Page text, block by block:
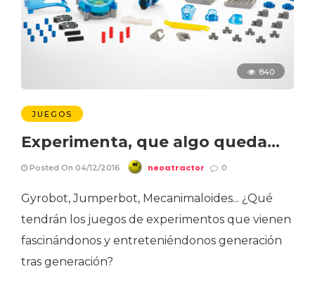
840
JUEGOS
Experimenta, que algo queda…
Posted On 04/12/2016 neoatractor 0
Gyrobot, Jumperbot, Mecanimaloides... ¿Qué
tendrán los juegos de experimentos que vienen
fascinándonos y entreteniéndonos generación
tras generación?